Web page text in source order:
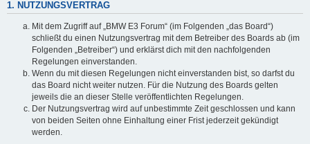
1. NUTZUNGSVERTRAG
Mit dem Zugriff auf „BMW E3 Forum“ (im Folgenden „das Board“)
schließt du einen Nutzungsvertrag mit dem Betreiber des Boards ab (im
Folgenden „Betreiber“) und erklärst dich mit den nachfolgenden
Regelungen einverstanden.
Wenn du mit diesen Regelungen nicht einverstanden bist, so darfst du
das Board nicht weiter nutzen. Für die Nutzung des Boards gelten
jeweils die an dieser Stelle veröffentlichten Regelungen.
Der Nutzungsvertrag wird auf unbestimmte Zeit geschlossen und kann
von beiden Seiten ohne Einhaltung einer Frist jederzeit gekündigt
werden.